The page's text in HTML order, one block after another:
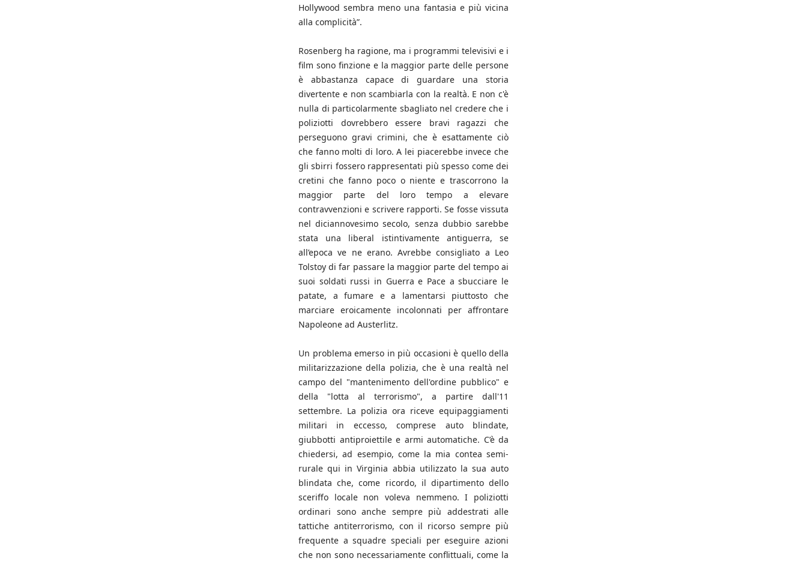
Hollywood sembra meno una fantasia e più vicina
alla complicità”.
Rosenberg ha ragione, ma i programmi televisivi e i
film sono finzione e la maggior parte delle persone
è abbastanza capace di guardare una storia
divertente e non scambiarla con la realtà. E non c'è
nulla di particolarmente sbagliato nel credere che i
poliziotti dovrebbero essere bravi ragazzi che
perseguono gravi crimini, che è esattamente ciò
che fanno molti di loro. A lei piacerebbe invece che
gli sbirri fossero rappresentati più spesso come dei
cretini che fanno poco o niente e trascorrono la
maggior parte del loro tempo a elevare
contravvenzioni e scrivere rapporti. Se fosse vissuta
nel diciannovesimo secolo, senza dubbio sarebbe
stata una liberal istintivamente antiguerra, se
all’epoca ve ne erano. Avrebbe consigliato a Leo
Tolstoy di far passare la maggior parte del tempo ai
suoi soldati russi in Guerra e Pace a sbucciare le
patate, a fumare e a lamentarsi piuttosto che
marciare eroicamente incolonnati per affrontare
Napoleone ad Austerlitz.
Un problema emerso in più occasioni è quello della
militarizzazione della polizia, che è una realtà nel
campo del "mantenimento dell'ordine pubblico" e
della "lotta al terrorismo", a partire dall'11
settembre. La polizia ora riceve equipaggiamenti
militari in eccesso, comprese auto blindate,
giubbotti antiproiettile e armi automatiche. C’è da
chiedersi, ad esempio, come la mia contea semi-
rurale qui in Virginia abbia utilizzato la sua auto
blindata che, come ricordo, il dipartimento dello
sceriffo locale non voleva nemmeno. I poliziotti
ordinari sono anche sempre più addestrati alle
tattiche antiterrorismo, con il ricorso sempre più
frequente a squadre speciali per eseguire azioni
che non sono necessariamente conflittuali, come la